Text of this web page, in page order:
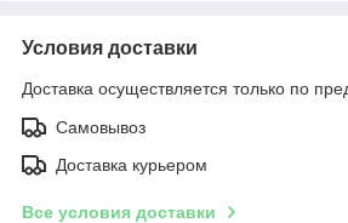
Условия доставки
Доставка осуществляется только по
Самовывоз
Доставка курьером
Все условия доставки